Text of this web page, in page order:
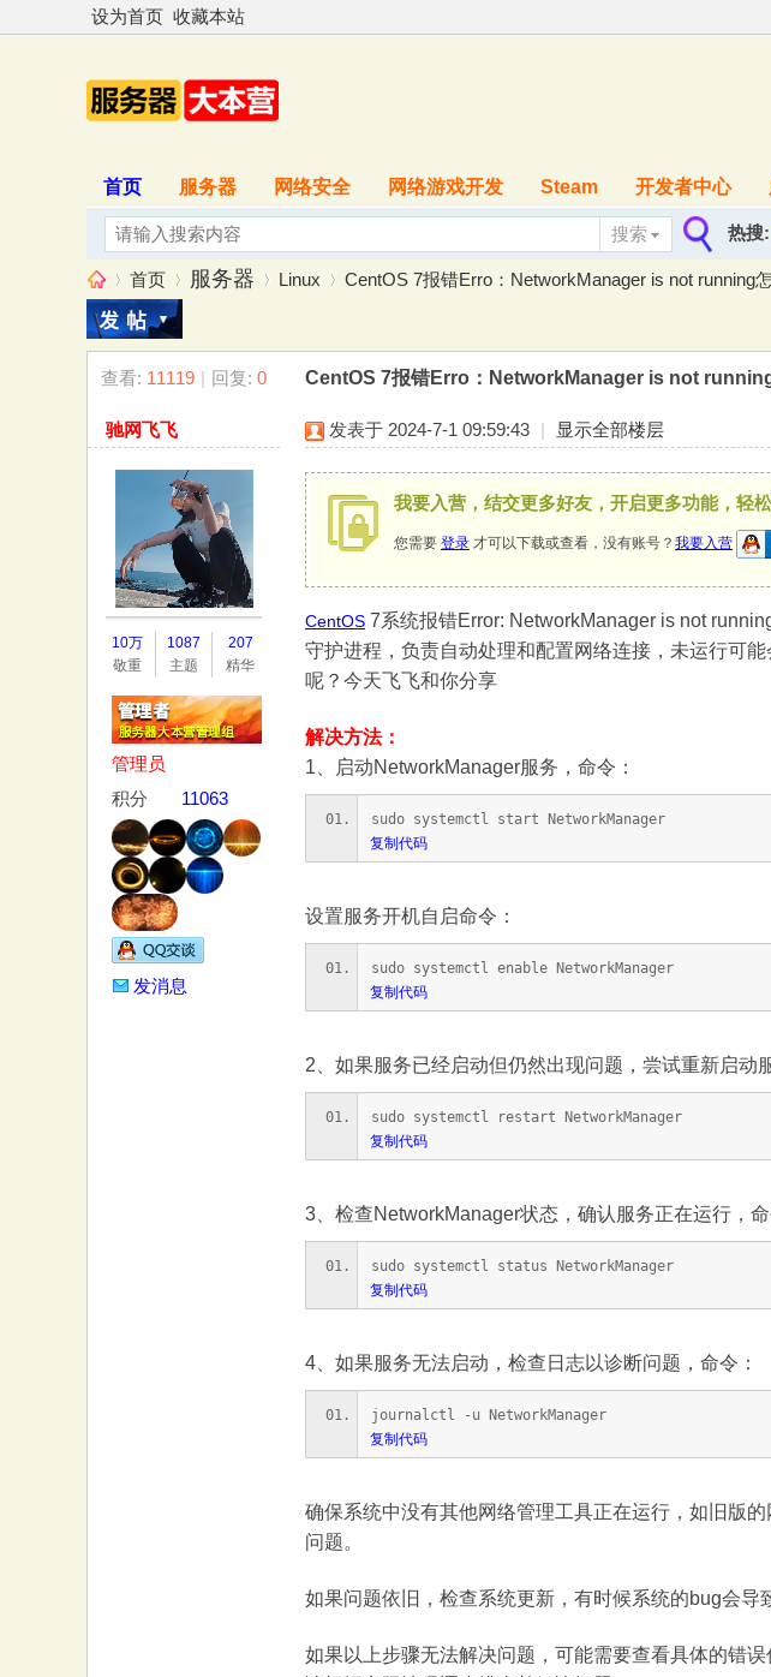
设为首页 收藏本站
首页 服务器 网络安全 网络游戏开发 Steam 开发者中心
搜索
索
热搜:
服»
首页
›
服务器
›
Linux
›
CentOS 7报错Erro：NetworkManager is not running
查看: 11119 | 回复: 0 CentOS 7报错Erro：NetworkManager is not
驰网飞飞
10万
敬重
1087
主题
207
精华
管理员
积分
11063
发消息
发表于 2024-7-1 09:59:43 | 显示全部楼层
我要入营，结交更多好友，开启更多功能，轻
您需要 登录 才可以下载或查看，没有账号？ 我要入营
CentOS 7系统报错Error: NetworkManager is not
守护进程，负责自动处理和配置网络连接，未运行可
呢？今天飞飞和你分享
解决方法：
1、启动NetworkManager服务，命令：
sudo systemctl start NetworkManager
复制代码
设置服务开机自启命令：
sudo systemctl enable NetworkManager
复制代码
2、如果服务已经启动但仍然出现问题，尝试重新启动
sudo systemctl restart NetworkManager
复制代码
3、检查NetworkManager状态，确认服务正在运行，命
sudo systemctl status NetworkManager
复制代码
4、如果服务无法启动，检查日志以诊断问题，命令：
journalctl -u NetworkManager
复制代码
确保系统中没有其他网络管理工具正在运行，如旧版
问题。
如果问题依旧，检查系统更新，有时候系统的bug会导
如果以上步骤无法解决问题，可能需要查看具体的错